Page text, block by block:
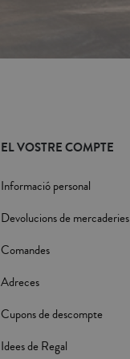
EL VOSTRE COMPTE
Informació personal
Devolucions de mercaderies
Comandes
Adreces
Cupons de descompte
Idees de Regal